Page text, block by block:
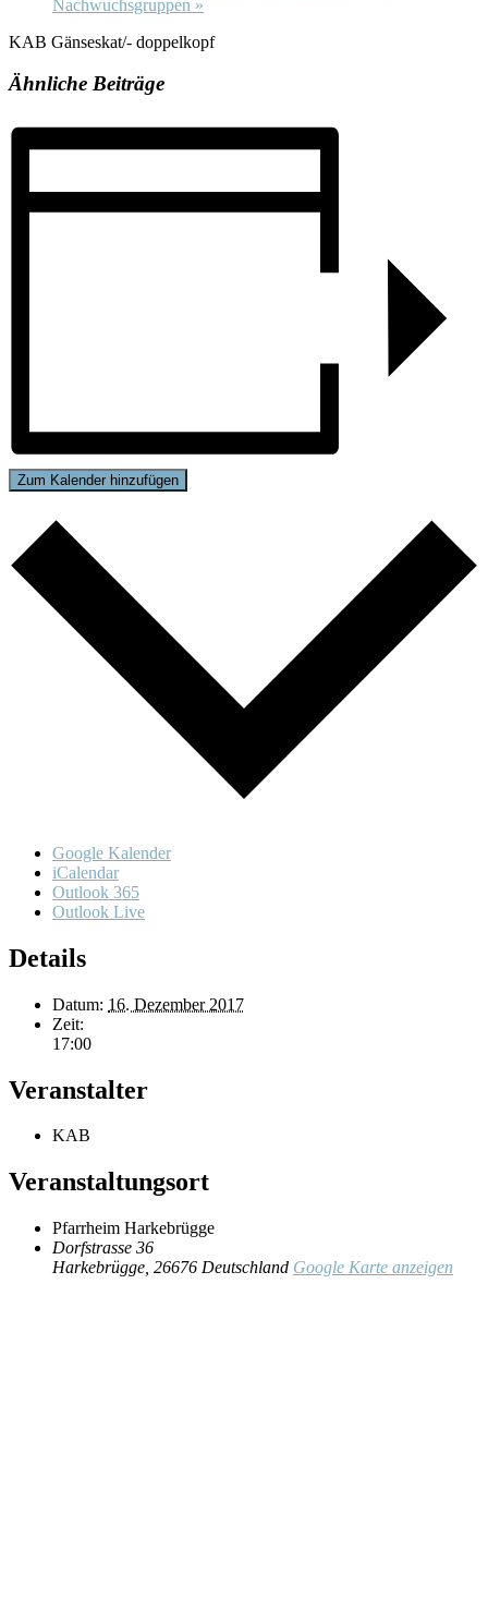
Nachwuchsgruppen »
KAB Gänseskat/- doppelkopf
Ähnliche Beiträge
Zum Kalender hinzufügen
Google Kalender
iCalendar
Outlook 365
Outlook Live
Details
Datum: 16. Dezember 2017
Zeit:
17:00
Veranstalter
KAB
Veranstaltungsort
Pfarrheim Harkebrügge
Dorfstrasse 36
Harkebrügge 26676 Deutschland Google Karte anzeigen